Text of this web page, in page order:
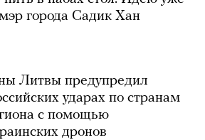
города Садик Хан
Литвы предупредил
ударах по странам
с помощью
дронов